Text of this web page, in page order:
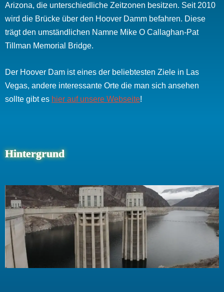
Arizona, die unterschiedliche Zeitzonen besitzen. Seit 2010
wird die Brücke über den Hoover Damm befahren. Diese
trägt den umständlichen Namne Mike O Callaghan-Pat
Tillman Memorial Bridge.
Der Hoover Dam ist eines der beliebtesten Ziele in Las
Vegas, andere interessante Orte die man sich ansehen
sollte gibt es hier auf unsere Webseite!
Hintergrund